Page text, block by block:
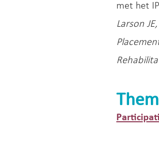
met het
Larson